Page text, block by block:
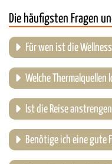
Die häufigsten Fragen
Für wen ist die
Welche Thermalquellen
Ist die Reise
Benötige ich eine gute